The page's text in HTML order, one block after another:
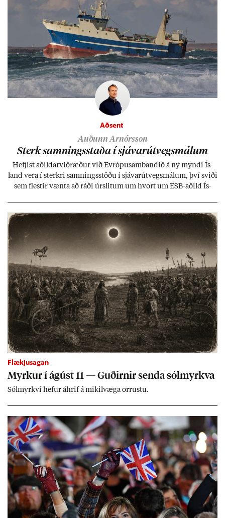
Aðsent
Auðunn Arnórsson
Sterk samn­ings­staða í sjáv­ar­út­vegs­mál­um
Hefj­ist að­ild­ar­við­ræð­ur við Evr­ópu­sam­band­ið á ný myndi Ís­
land vera í sterkri samn­ings­stöðu í sjáv­ar­út­vegs­mál­um, því sviði
sem flest­ir vænta að ráði úr­slit­um um hvort um ESB-að­ild Ís­
kerfi, en sveigj­an­leiki til lausna er um­tals­verð­ur.
Flækjusagan
Myrk­ur í ág­úst 11 — Guð­irn­ir senda sól­myrkva
Sól­myrkvi hef­ur áhrif á mik­il­væga orr­ustu.